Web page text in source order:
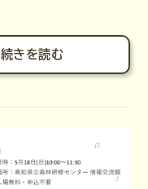
続きを読む